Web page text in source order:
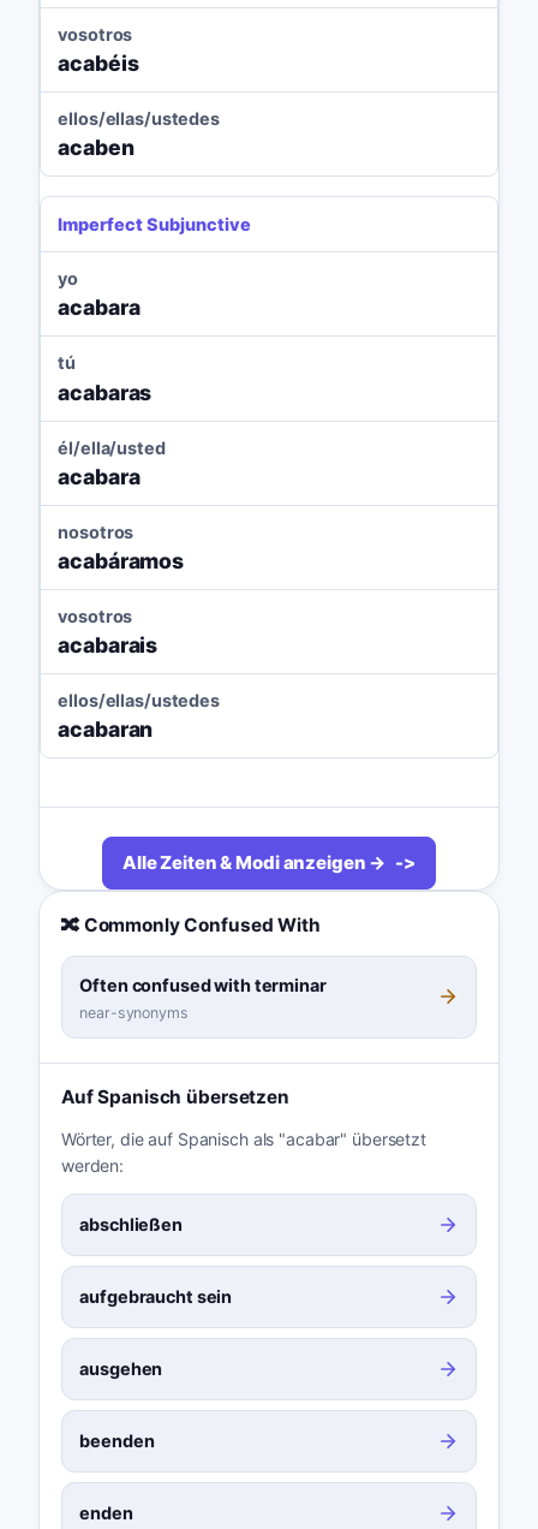
vosotros
acabéis
ellos/ellas/ustedes
acaben
Imperfect Subjunctive
yo
acabara
tú
acabaras
él/ella/usted
acabara
nosotros
acabáramos
vosotros
acabarais
ellos/ellas/ustedes
acabaran
Alle Zeiten & Modi anzeigen →
🔀 Commonly Confused With
Often confused with terminar
near-synonyms
Auf Spanisch übersetzen
Wörter, die auf Spanisch als "acabar" übersetzt
werden:
abschließen
aufgebraucht sein
ausgehen
beenden
enden